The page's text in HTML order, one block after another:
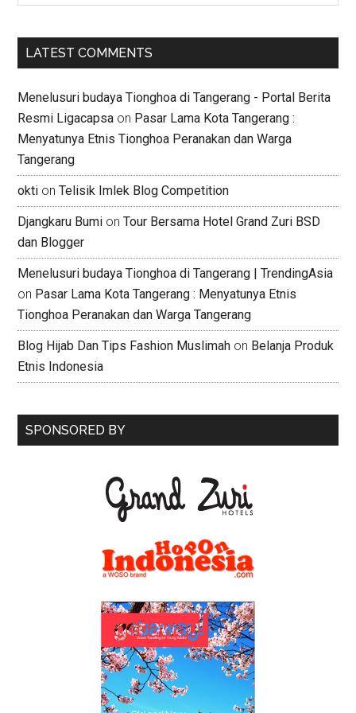
LATEST COMMENTS
Menelusuri budaya Tionghoa di Tangerang - Portal Berita
Resmi Ligacapsa on Pasar Lama Kota Tangerang :
Menyatunya Etnis Tionghoa Peranakan dan Warga
Tangerang
okti onTelisik Imlek Blog Competition
Djangkaru Bumi onTour Bersama Hotel Grand Zuri BSD
dan Blogger
Menelusuri budaya Tionghoa di Tangerang | TrendingAsia
on Pasar Lama Kota Tangerang : Menyatunya Etnis
Tionghoa Peranakan dan Warga Tangerang
Blog Hijab Dan Tips Fashion Muslimah on Belanja Produk
Etnis Indonesia
SPONSORED BY